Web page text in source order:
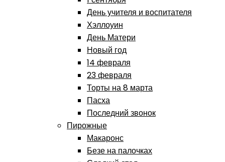
День учителя и воспитателя
Хэллоуин
День Матери
Новый год
14 февраля
23 февраля
Торты на 8 марта
Пасха
Последний звонок
Пирожные
Макаронс
Безе на палочках